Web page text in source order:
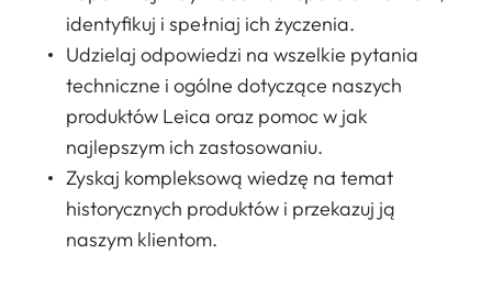
identyfikuj i spełniaj ich życzenia.
Udzielaj odpowiedzi na wszelkie pytania
techniczne i ogólne dotyczące naszych
produktów Leica oraz pomoc w jak
najlepszym ich zastosowaniu.
Zyskaj kompleksową wiedzę na temat
historycznych produktów i przekazuj ją
naszym klientom.